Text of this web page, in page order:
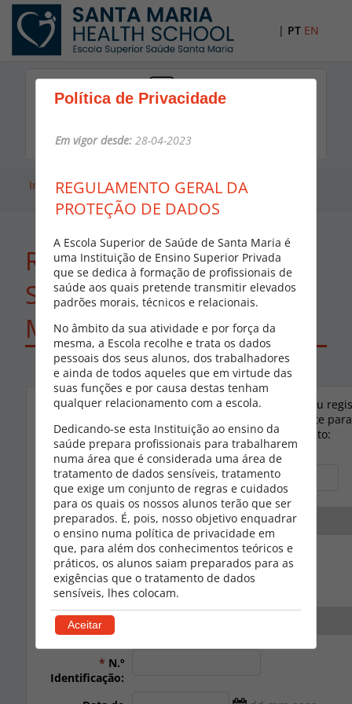
| PT EN
Recomendamos a utilização do modo paisagem.
Início Registo
Registo On-line - Escola
Superior de Saúde Santa
Maria
*Registo: Por favor, indique os motivos do seu
permitir encaminhá-lo directamente
ecrãs mais adequados após o registo:
Candidatura a Cursos
*Nome
Completo:
*
Nacionalidade:
* Tipo
Documento
Identificação:
*País de
Emissão:
* N.º
Identificação:
Política de Privacidade
Em vigor desde: 28-04-2023
REGULAMENTO GERAL DA
PROTEÇÃO DE DADOS
A Escola Superior de Saúde de Santa Maria é
uma Instituição de Ensino Superior Privada
que se dedica à formação de profissionais de
saúde aos quais pretende transmitir elevados
padrões morais, técnicos e relacionais.
No âmbito da sua atividade e por força da
mesma, a Escola recolhe e trata os dados
pessoais dos seus alunos, dos trabalhadores
e ainda de todos aqueles que em virtude das
suas funções e por causa destas tenham
qualquer relacionamento com a escola.
Dedicando-se esta Instituição ao ensino da
saúde prepara profissionais para trabalharem
numa área que é considerada uma área de
tratamento de dados sensíveis, tratamento
que exige um conjunto de regras e cuidados
para os quais os nossos alunos terão que ser
preparados. É, pois, nosso objetivo enquadrar
o ensino numa política de privacidade em
que, para além dos conhecimentos teóricos e
práticos, os alunos saiam preparados para as
exigências que o tratamento de dados
sensíveis, lhes colocam.
Por outro lado, o facto de tratar de dados de
alunos apenas pela necessidade de proceder
ao seu tratamento por causa da relação que
estes estabelecem com a Escola, exige à
Escola que esse tratamento obedeça aos mais